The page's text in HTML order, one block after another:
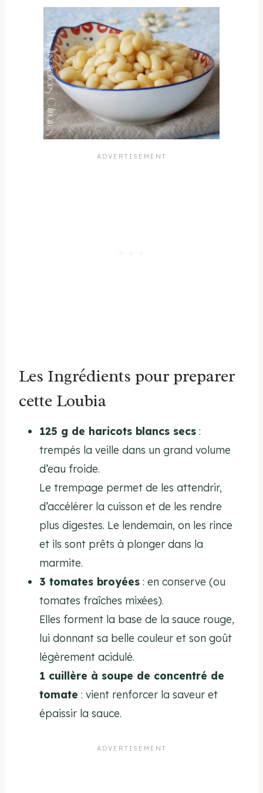
Les Ingrédients pour preparer
cette Loubia
125 g de haricots blancs secs :
trempés la veille dans un grand volume
d’eau froide.
Le trempage permet de les attendrir,
d’accélérer la cuisson et de les rendre
plus digestes. Le lendemain, on les rince
et ils sont prêts à plonger dans la
marmite.
3 tomates broyées : en conserve (ou
tomates fraîches mixées).
Elles forment la base de la sauce rouge,
lui donnant sa belle couleur et son goût
légèrement acidulé.
1 cuillère à soupe de concentré de
tomate : vient renforcer la saveur et
épaissir la sauce.